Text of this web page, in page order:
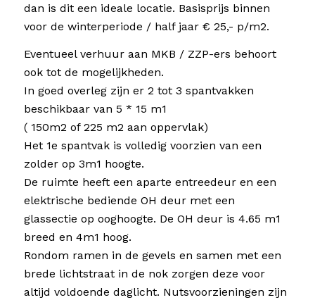
dan is dit een ideale locatie. Basisprijs binnen
voor de winterperiode / half jaar € 25,- p/m2.
Eventueel verhuur aan MKB / ZZP-ers behoort
ook tot de mogelijkheden.
In goed overleg zijn er 2 tot 3 spantvakken
beschikbaar van 5 * 15 m1
( 150m2 of 225 m2 aan oppervlak)
Het 1e spantvak is volledig voorzien van een
zolder op 3m1 hoogte.
De ruimte heeft een aparte entreedeur en een
elektrische bediende OH deur met een
glassectie op ooghoogte. De OH deur is 4.65 m1
breed en 4m1 hoog.
Rondom ramen in de gevels en samen met een
brede lichtstraat in de nok zorgen deze voor
altijd voldoende daglicht. Nutsvoorzieningen zijn